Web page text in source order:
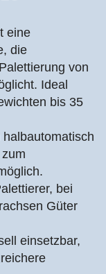
eine
die
von
Ideal
bis 35
bei
Güter
einsetzbar,